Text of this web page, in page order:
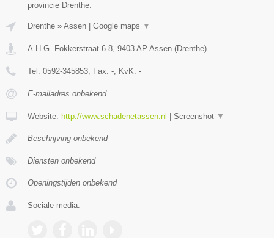
provincie Drenthe.
Drenthe » Assen Google maps ▼
A.H.G. Fokkerstraat 6-8, 9403 AP Assen (Drenthe)
Tel: 0592-345853, Fax: -, KvK: -
E-mailadres onbekend
Website: http://www.schadenetassen.nl Screenshot ▼
Beschrijving onbekend
Diensten onbekend
Openingstijden onbekend
Sociale media: